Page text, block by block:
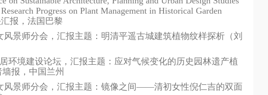
Research Progress on Plant Management in Historical Garden
报，法国巴黎
风景师分会，汇报主题：明清平遥古城建筑植物纹样探析（刘
环境建设论坛，汇报主题：应对气候变化的历史园林遗产植
报，中国兰州
景师分会，汇报主题：镜像之间——清初女性倪仁吉的双面